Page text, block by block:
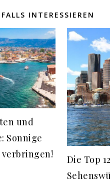
INTERESSIEREN
und
Sonnige
verbringen!
Die Top